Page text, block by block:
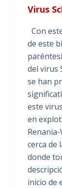
Virus
Con
de este
del virus
se han
este
en
cerca de
donde
inicio de